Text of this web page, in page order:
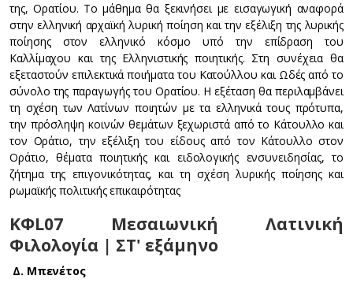
της, Ορατίου. Το μάθημα θα ξεκινήσει με εισαγωγική αναφορά
στην ελληνική αρχαϊκή λυρική ποίηση και την εξέλιξη της λυρικής
ποίησης στον ελληνικό κόσμο υπό την επίδραση του
Καλλίμαχου και της Ελληνιστικής ποιητικής. Στη συνέχεια θα
εξεταστούν επιλεκτικά ποιήματα του Κατούλλου και Ωδές από το
σύνολο της παραγωγής του Ορατίου. Η εξέταση θα περιλαμβάνει
τη σχέση των Λατίνων ποιητών με τα ελληνικά τους πρότυπα,
την πρόσληψη κοινών θεμάτων ξεχωριστά από το Κάτουλλο και
τον Οράτιο, την εξέλιξη του είδους από τον Κάτουλλο στον
Οράτιο, θέματα ποιητικής και ειδολογικής ενσυνειδησίας, το
ζήτημα της επιγονικότητας, και τη σχέση λυρικής ποίησης και
ρωμαϊκής πολιτικής επικαιρότητας
ΚΦL07 Μεσαιωνική Λατινική
Φιλολογία | ΣΤ' εξάμηνο
Δ. Μπενέτος